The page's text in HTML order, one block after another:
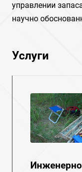
управлении
научно
Услуги